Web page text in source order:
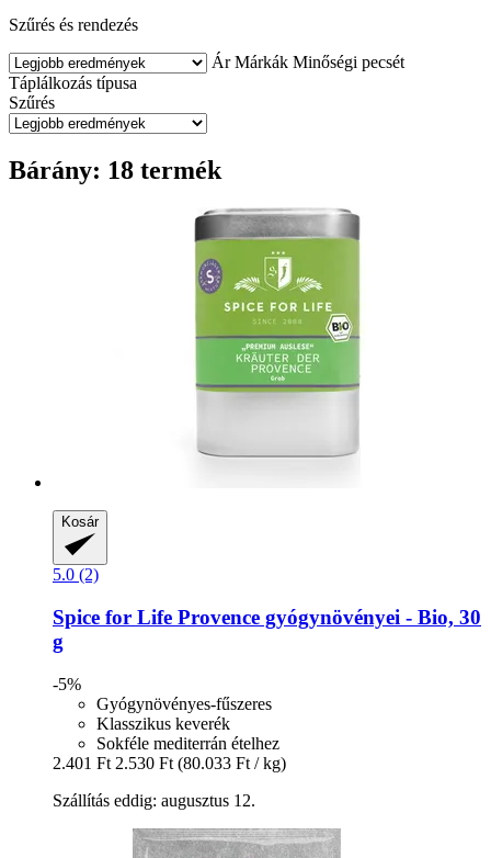
Szűrés és rendezés
Ár Márkák Minőségi pecsét
Táplálkozás típusa
Szűrés
Bárány: 18 termék
Kosár
5.0 (2)
Spice for Life Provence gyógynövényei -​ Bio, 30
g
-5%
Gyógynövényes-fűszeres
Klasszikus keverék
Sokféle mediterrán ételhez
2.401 Ft 2.530 Ft (80.033 Ft / kg)
Szállítás eddig: augusztus 12.